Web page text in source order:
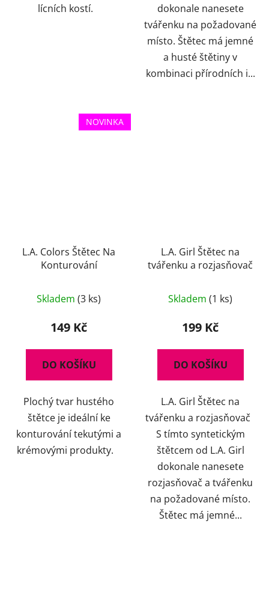
lícních kostí.
dokonale nanesete
tvářenku na požadované
místo. Štětec má jemné
a husté štětiny v
kombinaci přírodních i...
NOVINKA
L.A. Colors Štětec Na
Konturování
Skladem (3 ks)
149 Kč
DO KOŠÍKU
Plochý tvar hustého
štětce je ideální ke
konturování tekutými a
krémovými produkty.
L.A. Girl Štětec na
tvářenku a rozjasňovač
Skladem (1 ks)
199 Kč
DO KOŠÍKU
L.A. Girl Štětec na
tvářenku a rozjasňovač
S tímto syntetickým
štětcem od L.A. Girl
dokonale nanesete
rozjasňovač a tvářenku
na požadované místo.
Štětec má jemné...